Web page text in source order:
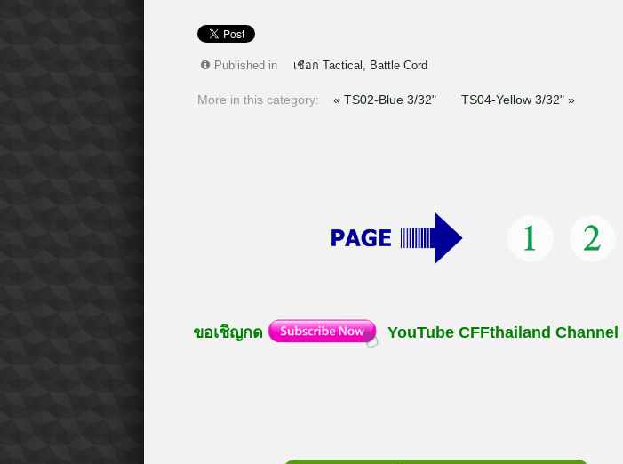
Published in เชือก Tactical, Battle Cord
More in this category: « TS02-Blue 3/32" TS04-Yellow 3/32" »
ขอเชิญกด YouTube CFFthailand Channel